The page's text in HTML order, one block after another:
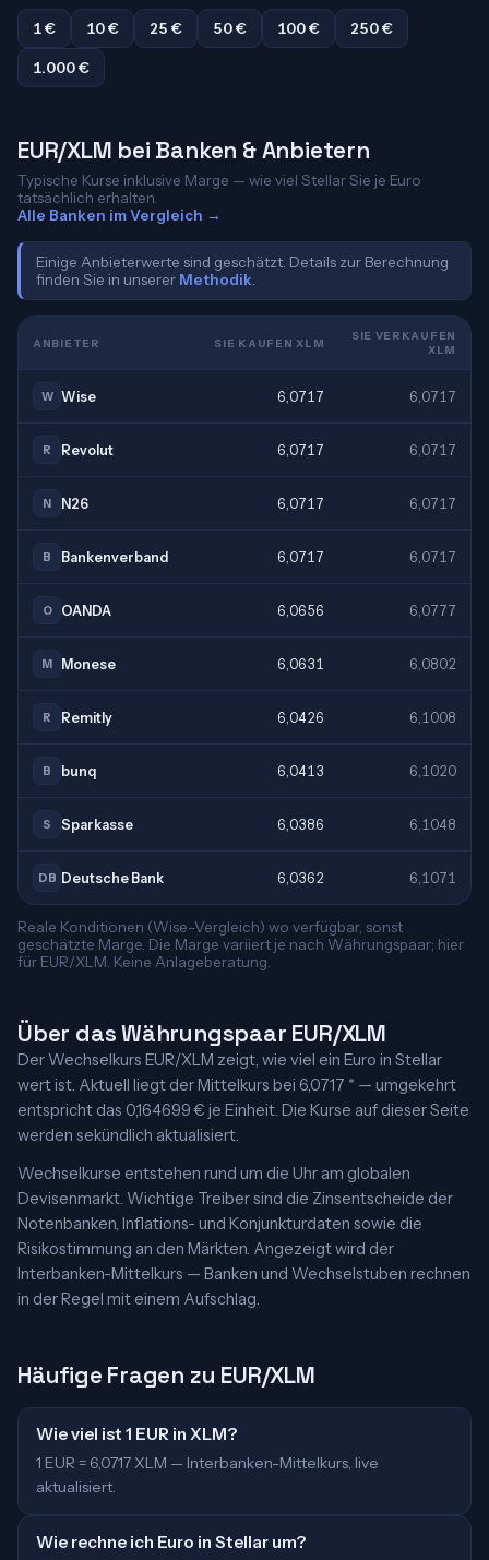
1 € 10 € 25 € 50 € 100 €
250 €
1.000 €
EUR/XLM bei Banken & Anbietern
Typische Kurse inklusive Marge — wie viel Stellar Sie je Euro
tatsächlich erhalten.
Alle Banken im Vergleich →
Einige Anbieterwerte sind geschätzt. Details zur Berechnung
finden Sie in unserer Methodik
ANBIETER SIE KAUFEN XLM
SIE VERKAUFEN
XLM
W Wise 6,0717 6,0717
R Revolut 6,0717 6,0717
N N26 6,0717 6,0717
B Bankenverband 6,0717 6,0717
O OANDA 6,0656 6,0777
M Monese 6,0631 6,0802
R Remitly 6,0426 6,1008
B bunq 6,0413 6,1020
S Sparkasse 6,0386 6,1048
DB Deutsche Bank 6,0362 6,1071
Reale Konditionen (Wise-Vergleich) wo verfügbar, sonst
geschätzte Marge. Die Marge variiert je nach Währungspaar; hier
für EUR/XLM. Keine Anlageberatung.
Über das Währungspaar EUR/XLM
Der Wechselkurs EUR/XLM zeigt, wie viel ein Euro in Stellar
wert ist. Aktuell liegt der Mittelkurs bei 6,0717 * — umgekehrt
entspricht das 0,164699 € je Einheit. Die Kurse auf dieser Seite
werden sekündlich aktualisiert.
Wechselkurse entstehen rund um die Uhr am globalen
Devisenmarkt. Wichtige Treiber sind die Zinsentscheide der
Notenbanken, Inflations- und Konjunkturdaten sowie die
Risikostimmung an den Märkten. Angezeigt wird der
Interbanken-Mittelkurs — Banken und Wechselstuben rechnen
in der Regel mit einem Aufschlag.
Häufige Fragen zu EUR/XLM
Wie viel ist 1 EUR in XLM?
1 EUR = 6,0717 XLM — Interbanken-Mittelkurs, live
aktualisiert.
Wie rechne ich Euro in Stellar um?